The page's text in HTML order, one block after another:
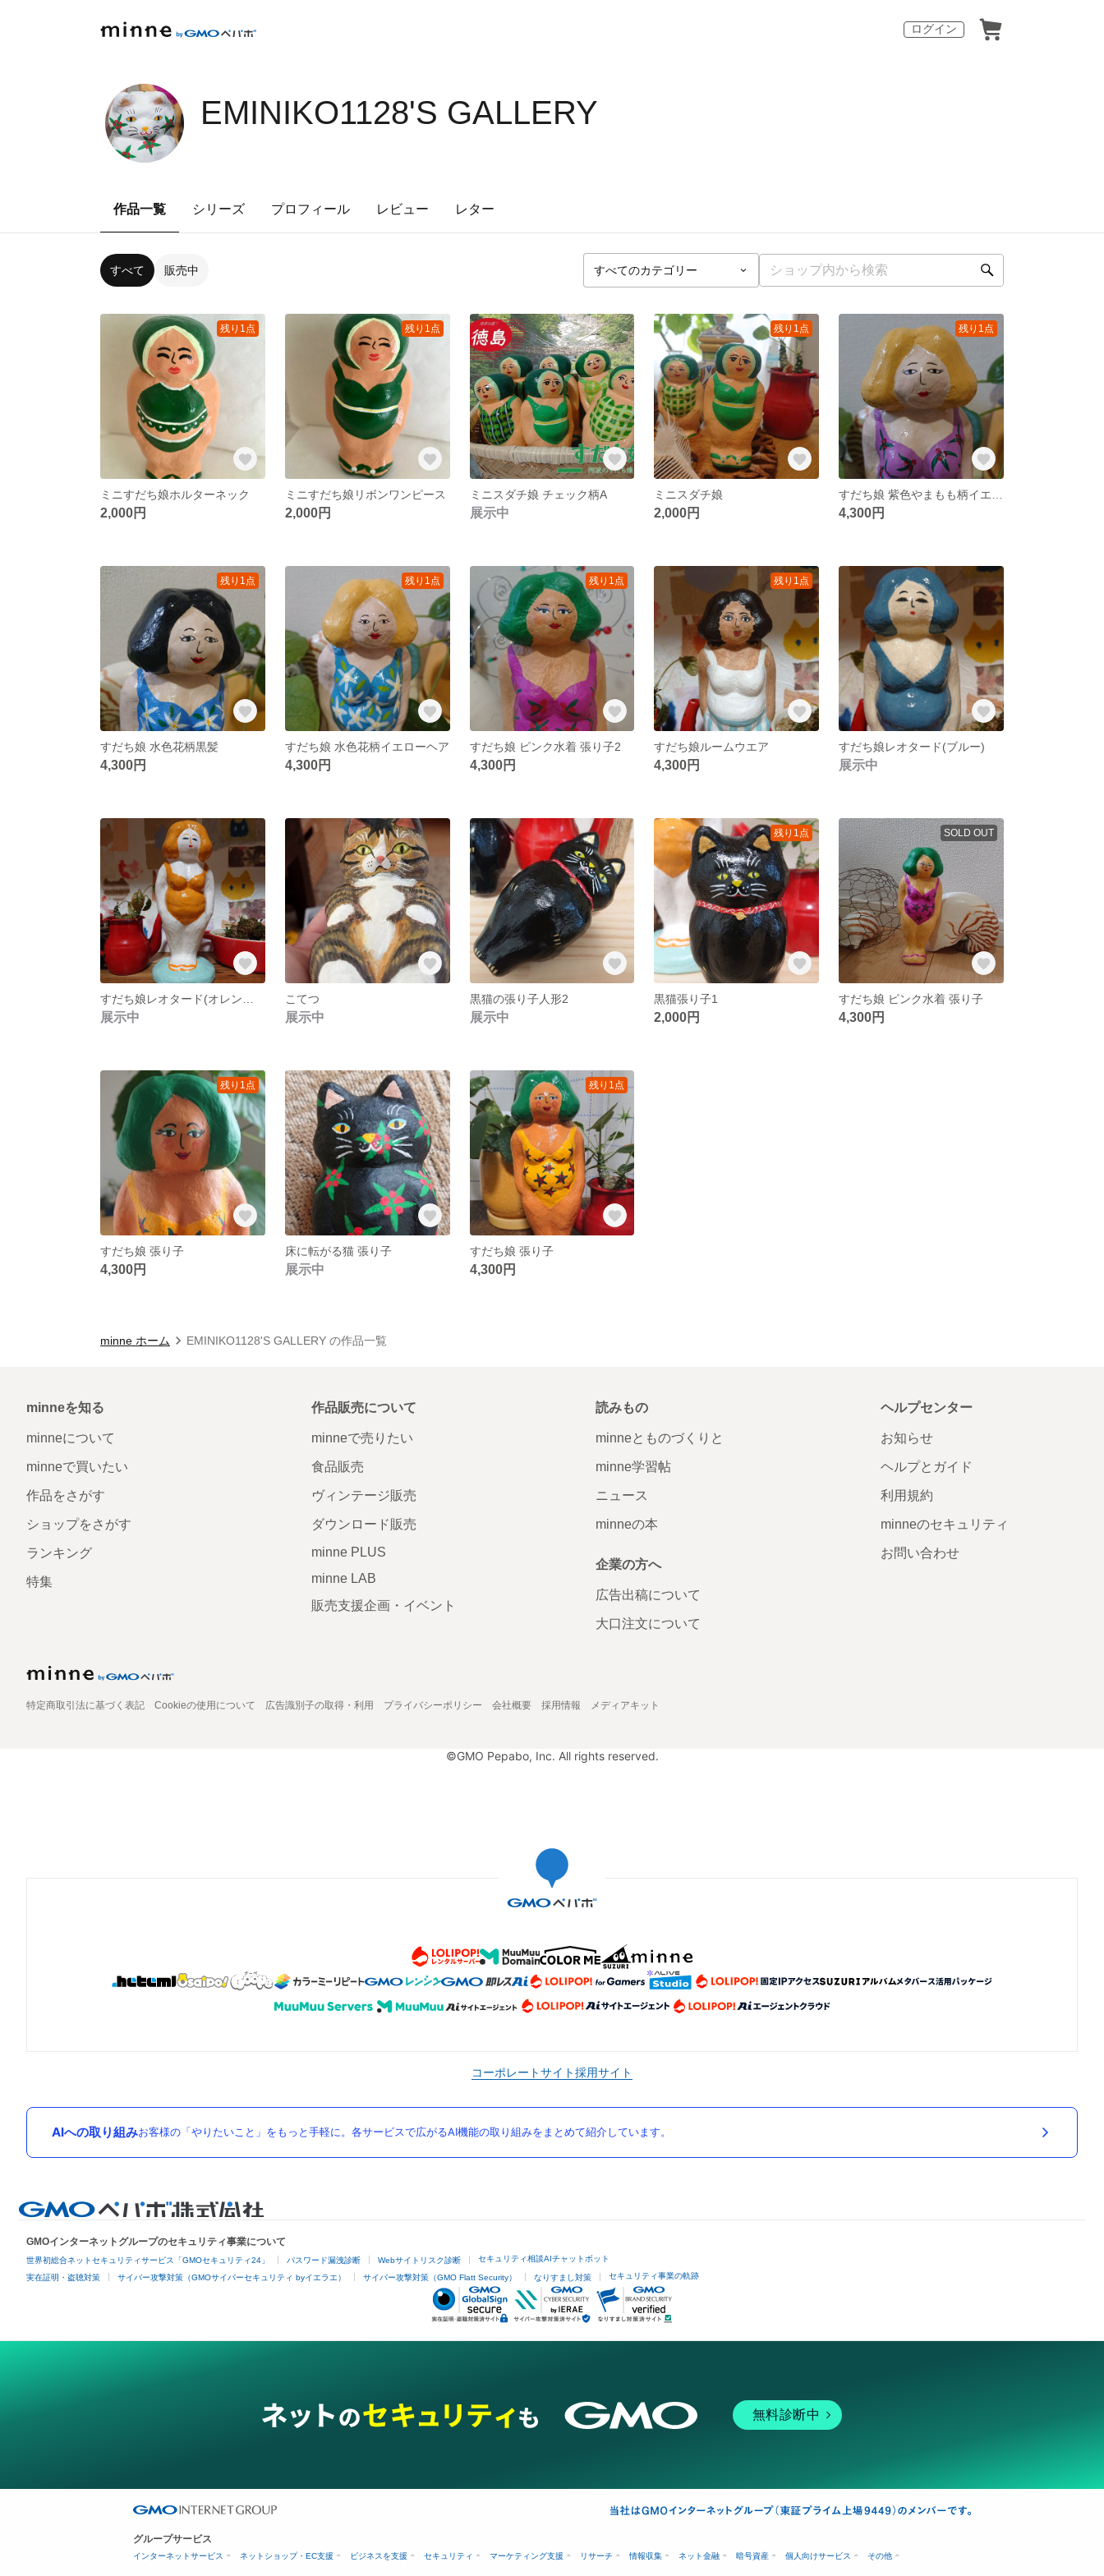
ログイン
EMINIKO1128'S GALLERY
作品一覧 シリーズ プロフィール レビュー レター
すべて 販売中
残り1点
ミニすだち娘ホルターネック
2,000円
残り1点
ミニすだち娘リボンワンピース
2,000円
ミニスダチ娘 チェック柄A
展示中
残り1点
ミニスダチ娘
2,000円
残り1点
4,300円
残り1点
すだち娘 水色花柄黒髪
4,300円
残り1点
すだち娘 水色花柄イエローヘア
4,300円
残り1点
すだち娘 ピンク水着 張り子2
4,300円
残り1点
すだち娘ルームウエア
4,300円
すだち娘レオタード(ブルー)
展示中
展示中
こてつ
展示中
黒猫の張り子人形2
展示中
残り1点
黒猫張り子1
2,000円
SOLD OUT
すだち娘 ピンク水着 張り子
4,300円
残り1点
すだち娘 張り子
4,300円
床に転がる猫 張り子
展示中
残り1点
すだち娘 張り子
4,300円
minne ホーム EMINIKO1128'S GALLERY の作品一覧
minneを知る
minneについて
minneで買いたい
作品をさがす
ショップをさがす
ランキング
特集
作品販売について
minneで売りたい
食品販売
ヴィンテージ販売
ダウンロード販売
minne PLUS
minne LAB
販売支援企画・イベント
読みもの
minneとものづくりと
minne学習帖
ニュース
minneの本
企業の方へ
広告出稿について
大口注文について
ヘルプセンター
お知らせ
ヘルプとガイド
利用規約
minneのセキュリティ
お問い合わせ
特定商取引法に基づく表記 Cookieの使用について 広告識別子の取得・利用 プライバシーポリシー 会社概要 採用情報 メディアキット
©GMO Pepabo, Inc. All rights reserved.
コーポレートサイト採用サイト
AIへの取り組みお客様の「やりたいこと」をもっと手軽に。各サービスで広がるAI機能の取り組みをまとめて紹介しています。
GMOインターネットグループのセキュリティ事業について
世界初総合ネットセキュリティサービス「GMOセキュリティ24」 パスワード漏洩診断 Webサイトリスク診断 セキュリティ相談AIチャットボット
実在証明・盗聴対策 サイバー攻撃対策（GMOサイバーセキュリティ byイエラエ） サイバー攻撃対策（GMO Flatt Security） なりすまし対策 セキュリティ事業の軌跡
無料診断中
グループサービス
インターネットサービス ネットショップ・EC支援 ビジネスを支援 セキュリティ マーケティング支援 リサーチ 情報収集 ネット金融 暗号資産 個人向けサービス その他